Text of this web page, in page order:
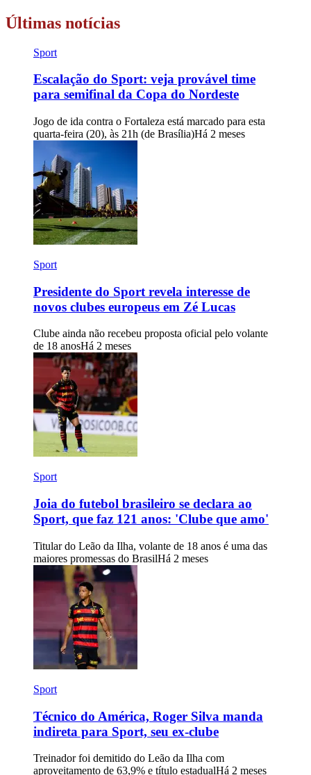
Últimas notícias
Sport
Escalação do Sport: veja provável time
para semifinal da Copa do Nordeste
Jogo de ida contra o Fortaleza está marcado para esta
quarta-feira (20), às 21h (de Brasília)Há 2 meses
Sport
Presidente do Sport revela interesse de
novos clubes europeus em Zé Lucas
Clube ainda não recebeu proposta oficial pelo volante
de 18 anosHá 2 meses
Sport
Joia do futebol brasileiro se declara ao
Sport, que faz 121 anos: 'Clube que amo'
Titular do Leão da Ilha, volante de 18 anos é uma das
maiores promessas do BrasilHá 2 meses
Sport
Técnico do América, Roger Silva manda
indireta para Sport, seu ex-clube
Treinador foi demitido do Leão da Ilha com
aproveitamento de 63,9% e título estadualHá 2 meses